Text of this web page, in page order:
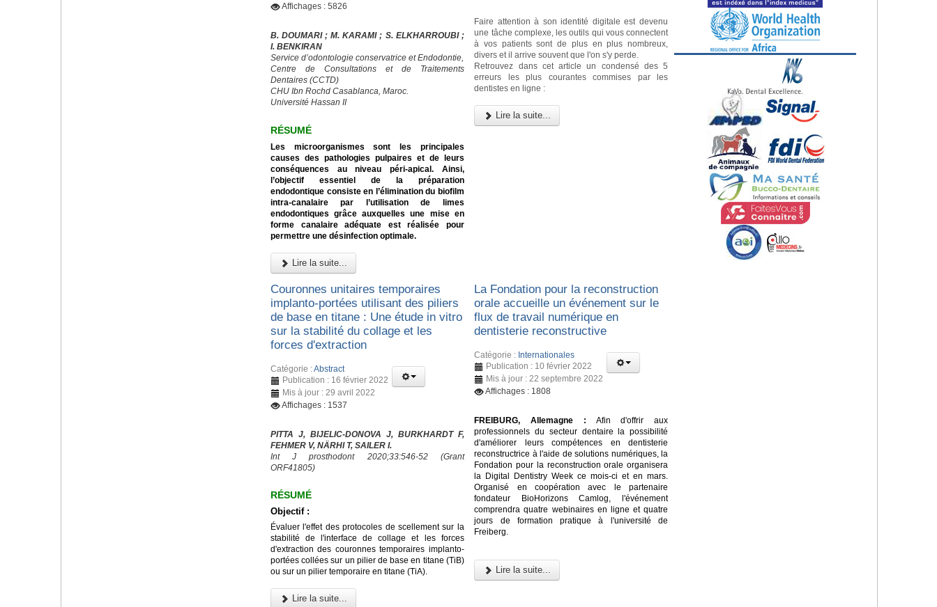
Affichages : 5826
B. DOUMARI ; M. KARAMI ; S. ELKHARROUBI ;
I. BENKIRAN
Service d’odontologie conservatrice et Endodontie,
Centre de Consultations et de Traitements
Dentaires (CCTD)
CHU Ibn Rochd Casablanca, Maroc.
Université Hassan II
RÉSUMÉ
Les microorganismes sont les principales
causes des pathologies pulpaires et de leurs
conséquences au niveau péri-apical. Ainsi,
l’objectif essentiel de la préparation
endodontique consiste en l’élimination du biofilm
intra-canalaire par l’utilisation de limes
endodontiques grâce auxquelles une mise en
forme canalaire adéquate est réalisée pour
permettre une désinfection optimale.
Lire la suite...
Faire attention à son identité digitale est devenu
une tâche complexe, les outils qui vous connectent
à vos patients sont de plus en plus nombreux,
divers et il arrive souvent que l'on s'y perde.
Retrouvez dans cet article un condensé des 5
erreurs les plus courantes commises par les
dentistes en ligne :
Lire la suite...
Couronnes unitaires temporaires
implanto-portées utilisant des piliers
de base en titane : Une étude in vitro
sur la stabilité du collage et les
forces d'extraction
Catégorie :Abstract
Publication : 16 février 2022
Mis à jour : 29 avril 2022
Affichages : 1537
PITTA J, BIJELIC-DONOVA J, BURKHARDT F,
FEHMER V, NÄRHI T, SAILER I.
Int J prosthodont 2020;33:546-52 (Grant
ORF41805)
RÉSUMÉ
Objectif :
Évaluer l'effet des protocoles de scellement sur la
stabilité de l'interface de collage et les forces
d'extraction des couronnes temporaires implanto-
portées collées sur un pilier de base en titane (TiB)
ou sur un pilier temporaire en titane (TiA).
Lire la suite...
La Fondation pour la reconstruction
orale accueille un événement sur le
flux de travail numérique en
dentisterie reconstructive
Catégorie : Internationales
Publication : 10 février 2022
Mis à jour : 22 septembre 2022
Affichages : 1808
FREIBURG, Allemagne : Afin d'offrir aux
professionnels du secteur dentaire la possibilité
d'améliorer leurs compétences en dentisterie
reconstructrice à l'aide de solutions numériques, la
Fondation pour la reconstruction orale organisera
la Digital Dentistry Week ce mois-ci et en mars.
Organisé en coopération avec le partenaire
fondateur BioHorizons Camlog, l'événement
comprendra quatre webinaires en ligne et quatre
jours de formation pratique à l'université de
Freiberg.
Lire la suite...